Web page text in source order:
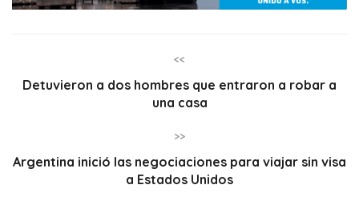
<<
Detuvieron a dos hombres que entraron a robar a
una casa
>>
Argentina inició las negociaciones para viajar sin visa
a Estados Unidos